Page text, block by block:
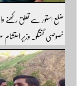
ضلع استور سے تعلق رکھنے
خصوصی گفتگو۔ وزیر
اندر کافی مشہور ہیں مزید
سبسکرائب کریں